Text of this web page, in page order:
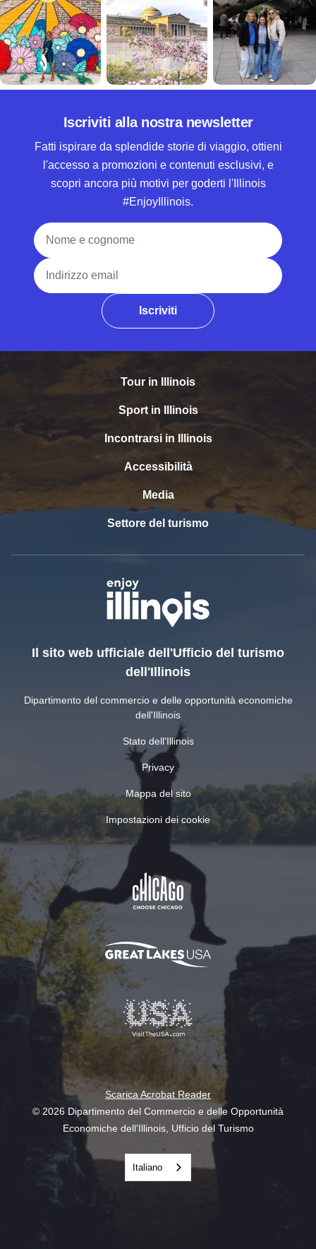
Iscriviti alla nostra newsletter
Fatti ispirare da splendide storie di viaggio, ottieni
l'accesso a promozioni e contenuti esclusivi, e
scopri ancora più motivi per goderti l'Illinois
#EnjoyIllinois.
Nome e cognome
Indirizzo email
Iscriviti
Tour in Illinois
Sport in Illinois
Incontrarsi in Illinois
Accessibilità
Media
Settore del turismo
Il sito web ufficiale dell'Ufficio del turismo
dell'Illinois
Dipartimento del commercio e delle opportunità economiche
dell'Illinois
Stato dell'Illinois
Privacy
Mappa del sito
Impostazioni dei cookie
Scarica Acrobat Reader
© 2026 Dipartimento del Commercio e delle Opportunità
Economiche dell'Illinois, Ufficio del Turismo
Italiano